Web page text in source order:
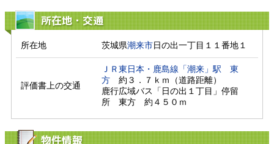
所在地・交通
所在地 茨城県潮来市日の出一丁目１１番地１
評価書上の交通
ＪＲ東日本・鹿島線「潮来」駅
東
方 約３．７ｋｍ（道路距離）
鹿行広域バス「日の出１丁目」停留
所　東方　約４５０ｍ
物件情報